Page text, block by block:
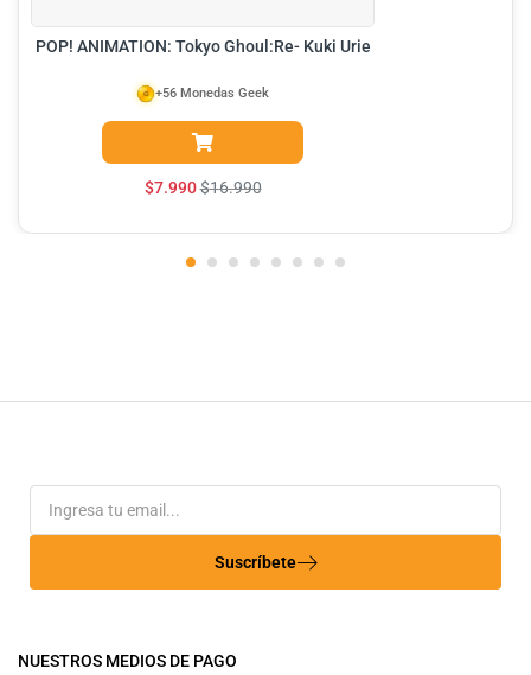
POP! ANIMATION: Tokyo Ghoul:Re- Kuki Urie
$7.990$16.990
+56 Monedas Geek
Suscríbete
NUESTROS MEDIOS DE PAGO